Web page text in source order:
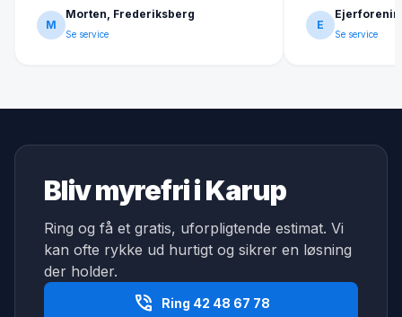
M
Morten, Frederiksberg
Se service
E
Se service
Bliv myrefri i Karup
Ring og få et gratis, uforpligtende estimat. Vi
kan ofte rykke ud hurtigt og sikrer en løsning
der holder.
phone_in_talk Ring 42 48 67 78